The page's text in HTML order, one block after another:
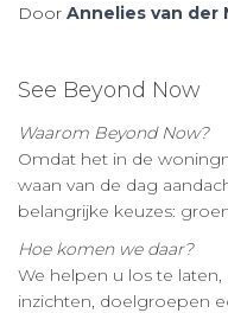
Door Annelies van der
See Beyond Now
Waarom Beyond Now?
Omdat het in de
waan van de dag
belangrijke keuzes:
Hoe komen we daar?
We helpen u los te
inzichten, doelgroepen